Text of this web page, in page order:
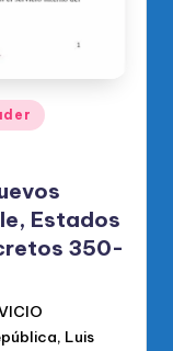
Estados
350-
Luis